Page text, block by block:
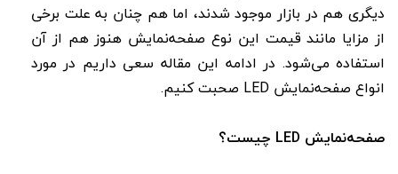
دیگری هم در بازار موجود شدند، اما هم چنان به علت برخی
از مزایا مانند قیمت این نوع صفحه‌نمایش هنوز هم از آن
استفاده می‌شود. در ادامه این مقاله سعی داریم در مورد
انواع صفحه‌نمایش LED صحبت کنیم.
صفحه‌نمایش LED چیست؟